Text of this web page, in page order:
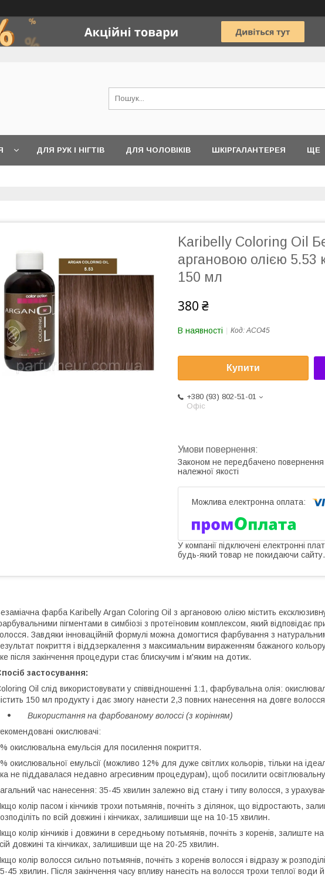
ДЛЯ РУК І НІГТІВ ДЛЯ ЧОЛОВІКІВ ШКІРГАЛАНТЕРЕЯ ЩЕ
Karibelly Coloring Oil
аргановою олією
150 мл
380 ₴
В наявності Код:ACO45
Купити
+380 (93) 802-51-01
Офіс
Законом не передбачено
належної якості
У компанії підключені електронні
будь-який товар не покидаючи сайту.
фарба Karibelly Argan Coloring Oil з аргановою олією містить
пігментами в симбіозі з протеїновим комплексом, який відповідає
Завдяки інноваційній формулі можна домогтися фарбування з
покриття і віддзеркалення з максимальним вираженням бажаного
після закінчення процедури стає блискучим і м'яким на дотик.
застосування:
Oil слід використовувати у співвідношенні 1:1, фарбувальна олія:
150 мл продукту і дає змогу нанести 2,3 повних нанесення на довге
Використання на фарбованому волоссі (з корінням)
окислювачі:
окислювальна емульсія для посилення покриття.
окислювальної емульсії (можливо 12% для дуже світлих кольорів, тільки на
не піддавалася недавно агресивним процедурам), щоб посилити освітлювальну
час нанесення: 35-45 хвилин залежно від стану і типу волосся, з
колір пасом і кінчиків трохи потьмянів, почніть з ділянок, що відростають,
по всій довжині і кінчиках, залишивши ще на 10-15 хвилин.
колір кінчиків і довжини в середньому потьмянів, почніть з коренів, залиште
довжині та кінчиках, залишивши ще на 20-25 хвилин.
колір волосся сильно потьмянів, почніть з коренів волосся і відразу ж
45 хвилин. Після закінчення часу впливу нанесіть на волосся трохи теплої води